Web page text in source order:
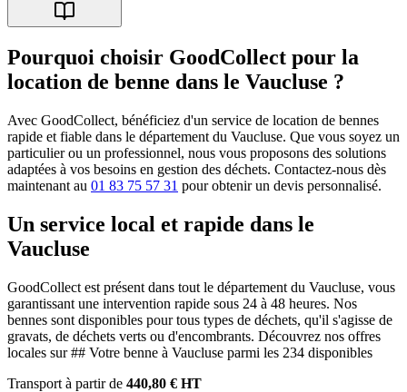
Pourquoi choisir GoodCollect pour la
location de benne dans le Vaucluse ?
Avec GoodCollect, bénéficiez d'un service de location de bennes
rapide et fiable dans le département du Vaucluse. Que vous soyez un
particulier ou un professionnel, nous vous proposons des solutions
adaptées à vos besoins en gestion des déchets. Contactez-nous dès
maintenant au 01 83 75 57 31 pour obtenir un devis personnalisé.
Un service local et rapide dans le
Vaucluse
GoodCollect est présent dans tout le département du Vaucluse, vous
garantissant une intervention rapide sous 24 à 48 heures. Nos
bennes sont disponibles pour tous types de déchets, qu'il s'agisse de
gravats, de déchets verts ou d'encombrants. Découvrez nos offres
locales sur ## Votre benne à Vaucluse parmi les 234 disponibles
Transport à partir de 440,80 € HT